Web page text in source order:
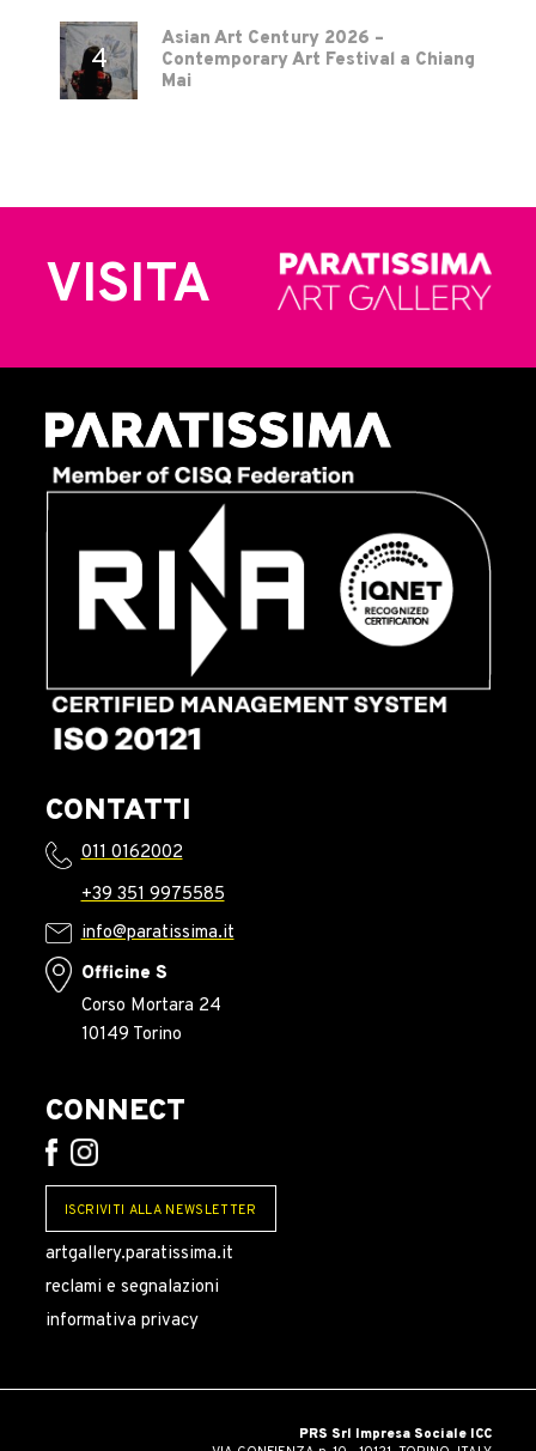
Asian Art Century 2026 –
Contemporary Art Festival a Chiang
Mai
VISITA
CONTATTI
011 0162002
+39 351 9975585
info@paratissima.it
Officine S
Corso Mortara 24
10149 Torino
CONNECT
ISCRIVITI ALLA NEWSLETTER
artgallery.paratissima.it
reclami e segnalazioni
informativa privacy
PRS Srl Impresa Sociale ICC